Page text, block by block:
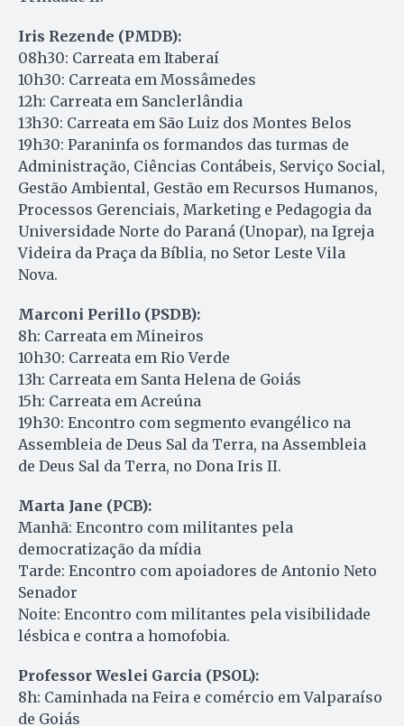
Iris Rezende (PMDB):
08h30: Carreata em Itaberaí
10h30: Carreata em Mossâmedes
12h: Carreata em Sanclerlândia
13h30: Carreata em São Luiz dos Montes Belos
19h30: Paraninfa os formandos das turmas de
Administração, Ciências Contábeis, Serviço Social,
Gestão Ambiental, Gestão em Recursos Humanos,
Processos Gerenciais, Marketing e Pedagogia da
Universidade Norte do Paraná (Unopar), na Igreja
Videira da Praça da Bíblia, no Setor Leste Vila
Nova.
Marconi Perillo (PSDB):
8h: Carreata em Mineiros
10h30: Carreata em Rio Verde
13h: Carreata em Santa Helena de Goiás
15h: Carreata em Acreúna
19h30: Encontro com segmento evangélico na
Assembleia de Deus Sal da Terra, na Assembleia
de Deus Sal da Terra, no Dona Iris II.
Marta Jane (PCB):
Manhã: Encontro com militantes pela
democratização da mídia
Tarde: Encontro com apoiadores de Antonio Neto
Senador
Noite: Encontro com militantes pela visibilidade
lésbica e contra a homofobia.
Professor Weslei Garcia (PSOL):
8h: Caminhada na Feira e comércio em Valparaíso
de Goiás